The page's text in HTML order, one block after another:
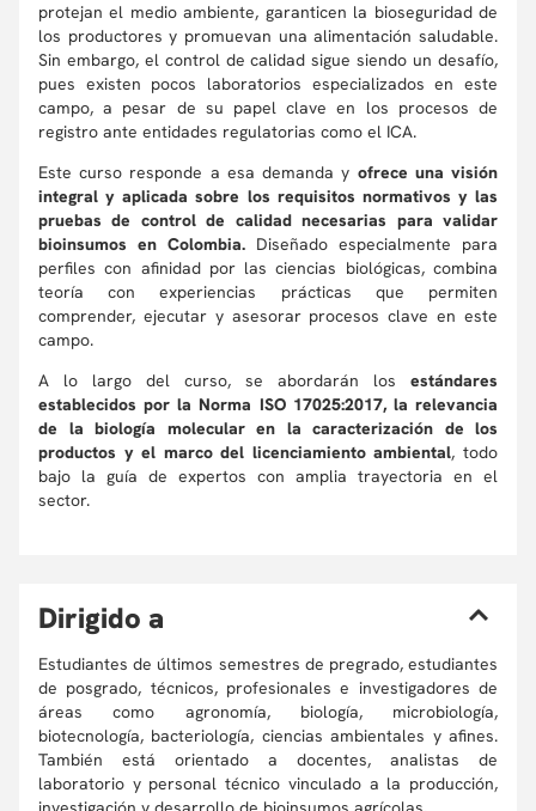
protejan el medio ambiente, garanticen la bioseguridad de
los productores y promuevan una alimentación saludable.
Sin embargo, el control de calidad sigue siendo un desafío,
pues existen pocos laboratorios especializados en este
campo, a pesar de su papel clave en los procesos de
registro ante entidades regulatorias como el ICA.
Este curso responde a esa demanda y ofrece una visión
integral y aplicada sobre los requisitos normativos y las
pruebas de control de calidad necesarias para validar
bioinsumos en Colombia. Diseñado especialmente para
perfiles con afinidad por las ciencias biológicas, combina
teoría con experiencias prácticas que permiten
comprender, ejecutar y asesorar procesos clave en este
campo.
A lo largo del curso, se abordarán los estándares
establecidos por la Norma ISO 17025:2017, la relevancia
de la biología molecular en la caracterización de los
productos y el marco del licenciamiento ambiental, todo
bajo la guía de expertos con amplia trayectoria en el
sector.
Dirigido a
Estudiantes de últimos semestres de pregrado, estudiantes
de posgrado, técnicos, profesionales e investigadores de
áreas como agronomía, biología, microbiología,
biotecnología, bacteriología, ciencias ambientales y afines.
También está orientado a docentes, analistas de
laboratorio y personal técnico vinculado a la producción,